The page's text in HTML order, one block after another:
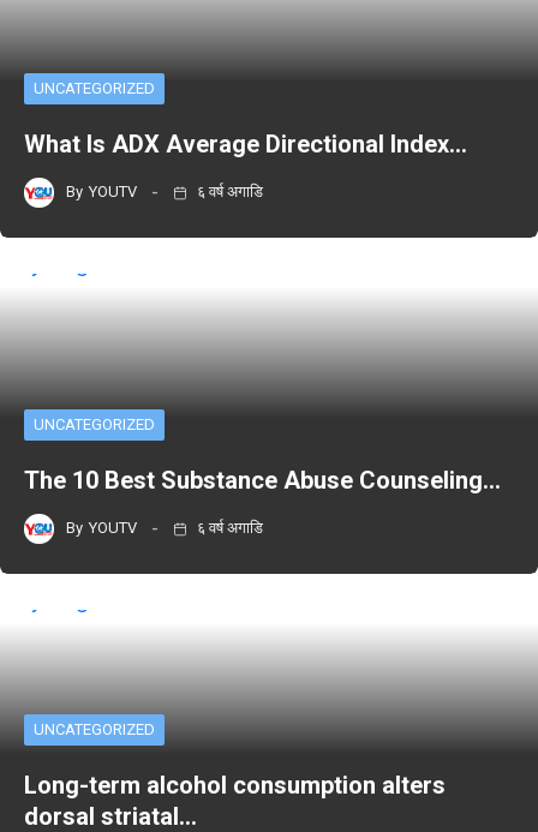
UNCATEGORIZED
What Is ADX Average Directional Index…
By YOUTV ६ वर्ष अगाडि
UNCATEGORIZED
The 10 Best Substance Abuse Counseling…
By YOUTV ६ वर्ष अगाडि
UNCATEGORIZED
Long-term alcohol consumption alters
dorsal striatal…